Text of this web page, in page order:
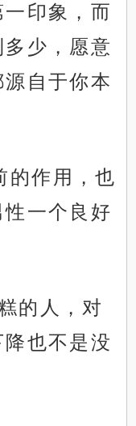
印象，而
少，愿意
自于你本
的作用，也
一个良好
的人，对
也不是没